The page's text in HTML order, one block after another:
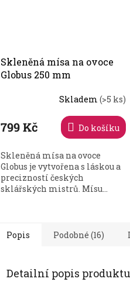
Skleněná mísa na ovoce
Globus 250 mm
Skladem(>5 ks)
799 Kč Do košíku
Skleněná mísa na ovoce
Globus je vytvořena s láskou a
precizností českých
sklářských mistrů. Mísu...
Popis Podobné (16)
Detailní popis produktu